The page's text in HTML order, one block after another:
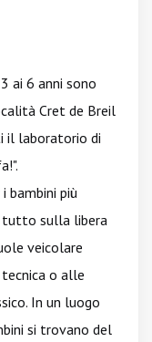
ai 6 anni sono
Cret de Breil
il laboratorio di
bambini più
tutto sulla libera
veicolare
o alle
In un luogo
si trovano del